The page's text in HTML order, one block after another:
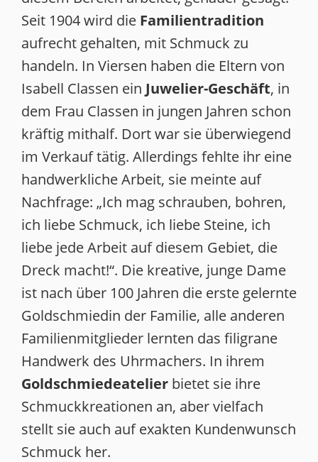
Seit 1904 wird die Familientradition
aufrecht gehalten, mit Schmuck zu
handeln. In Viersen haben die Eltern von
Isabell Classen ein Juwelier-Geschäft, in
dem Frau Classen in jungen Jahren schon
kräftig mithalf. Dort war sie überwiegend
im Verkauf tätig. Allerdings fehlte ihr eine
handwerkliche Arbeit, sie meinte auf
Nachfrage: „Ich mag schrauben, bohren,
ich liebe Schmuck, ich liebe Steine, ich
liebe jede Arbeit auf diesem Gebiet, die
Dreck macht!“. Die kreative, junge Dame
ist nach über 100 Jahren die erste gelernte
Goldschmiedin der Familie, alle anderen
Familienmitglieder lernten das filigrane
Handwerk des Uhrmachers. In ihrem
Goldschmiedeatelier bietet sie ihre
Schmuckkreationen an, aber vielfach
stellt sie auch auf exakten Kundenwunsch
Schmuck her.